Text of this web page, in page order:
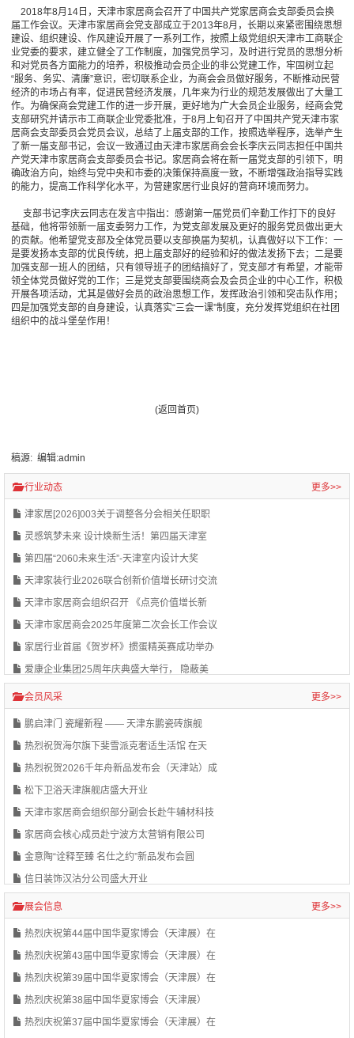
2018年8月14日，天津市家居商会召开了中国共产党家居商会支部委员会换
届工作会议。天津市家居商会党支部成立于2013年8月，长期以来紧密围绕思想
建设、组织建设、作风建设开展了一系列工作，按照上级党组织天津市工商联企
业党委的要求，建立健全了工作制度，加强党员学习，及时进行党员的思想分析
和对党员各方面能力的培养，积极推动会员企业的非公党建工作，牢固树立起
“服务、务实、清廉”意识，密切联系企业，为商会会员做好服务，不断推动民营
经济的市场占有率，促进民营经济发展，几年来为行业的规范发展做出了大量工
作。为确保商会党建工作的进一步开展，更好地为广大会员企业服务，经商会党
支部研究并请示市工商联企业党委批准，于8月上旬召开了中国共产党天津市家
居商会支部委员会党员会议，总结了上届支部的工作，按照选举程序，选举产生
了新一届支部书记，会议一致通过由天津市家居商会会长李庆云同志担任中国共
产党天津市家居商会支部委员会书记。家居商会将在新一届党支部的引领下，明
确政治方向，始终与党中央和市委的决策保持高度一致，不断增强政治指导实践
的能力，提高工作科学化水平，为营建家居行业良好的营商环境而努力。
支部书记李庆云同志在发言中指出：感谢第一届党员们辛勤工作打下的良好
基础，他将带领新一届支委努力工作，为党支部发展及更好的服务党员做出更大
的贡献。他希望党支部及全体党员要以支部换届为契机，认真做好以下工作：一
是要发扬本支部的优良传统，把上届支部好的经验和好的做法发扬下去；二是要
加强支部一班人的团结，只有领导班子的团结搞好了，党支部才有希望，才能带
领全体党员做好党的工作；三是党支部要围绕商会及会员企业的中心工作，积极
开展各项活动，尤其是做好会员的政治思想工作，发挥政治引领和突击队作用；
四是加强党支部的自身建设，认真落实“三会一课”制度，充分发挥党组织在社团
组织中的战斗堡垒作用！
(返回首页)
稿源: 编辑:admin
行业动态 更多>>
津家居[2026]003关于调整各分会相关任职职
灵感筑梦未来 设计焕新生活！第四届天津室
第四届“2060未来生活”-天津室内设计大奖
天津家装行业2026联合创新价值增长研讨交流
天津市家居商会组织召开 《点亮价值增长新
天津市家居商会2025年度第二次会长工作会议
家居行业首届《贺岁杯》掼蛋精英赛成功举办
爱康企业集团25周年庆典盛大举行， 隐蔽美
会员风采 更多>>
鹏启津门 瓷耀新程 —— 天津东鹏瓷砖旗舰
热烈祝贺海尔旗下斐雪派克奢适生活馆 在天
热烈祝贺2026千年舟新品发布会（天津站）成
松下卫浴天津旗舰店盛大开业
天津市家居商会组织部分副会长赴牛辅材科技
家居商会核心成员赴宁波方太营销有限公司
金意陶“诠释至臻 名仕之约”新品发布会圆
信日装饰汉沽分公司盛大开业
展会信息 更多>>
热烈庆祝第44届中国华夏家博会（天津展）在
热烈庆祝第43届中国华夏家博会（天津展）在
热烈庆祝第39届中国华夏家博会（天津展）在
热烈庆祝第38届中国华夏家博会（天津展）
热烈庆祝第37届中国华夏家博会（天津展）在